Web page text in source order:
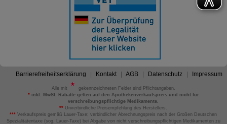
Barrierefreiheitserklärung Kontakt AGB Datenschutz Impressum
Alle mit
gekennzeichneten Felder sind Pflichtangaben.
*inkl. MwSt. Rabatte gelten auf den Apothekenverkaufspreis und nicht für
verschreibungspflichtige Medikamente.
** Unverbindliche Preisempfehlung des Herstellers.
*** Verkaufspreis gemäß Lauer-Taxe; verbindlicher Abrechnungspreis nach der Großen Deutschen
Spezialitätentaxe (sog. Lauer-Taxe) bei Abgabe von nicht verschreibungspflichtigen Medikamenten zu